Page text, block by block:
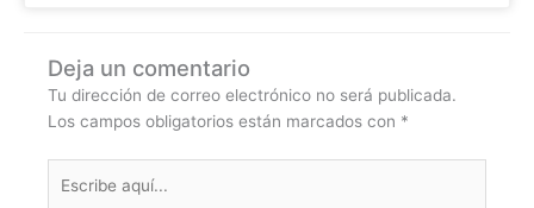
Deja un comentario
Tu dirección de correo electrónico no será publicada.
Los campos obligatorios están marcados con *
aquí...